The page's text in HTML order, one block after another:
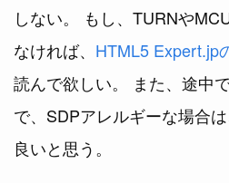
しない。 もし、TURNや
なければ、 HTML5 Expert.jp
読んで欲しい。 また、途中
で、SDPアレルギーな場合
良いと思う。